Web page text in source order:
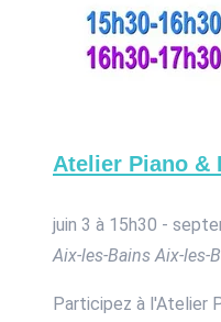
Atelier Piano &
juin 3 à 15h30 -
Aix-les-Bains Aix-les-
Participez à l'Atelier